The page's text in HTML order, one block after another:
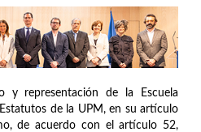
y representación de la Escuela
de la UPM, en su artículo
de acuerdo con el artículo 52,